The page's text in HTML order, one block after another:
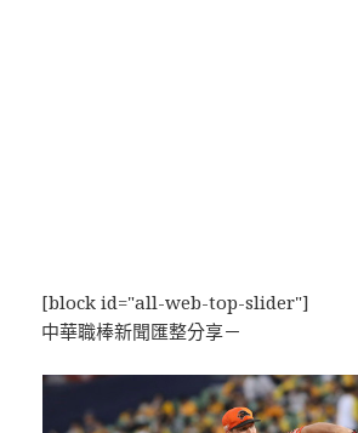
[block id="all-web-top-slider"]
中華職棒新聞匯整分享－